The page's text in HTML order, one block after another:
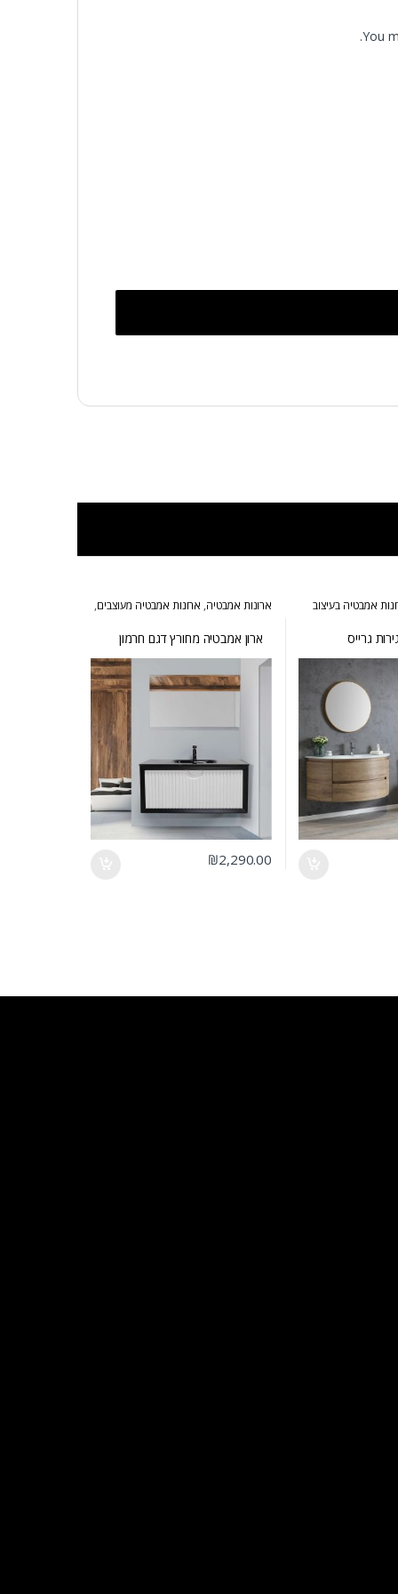
You
אמבטיה בעיצוב
מעוצבים
גרייס
ארונות אמבטיה, ארונות אמבטיה מעוצבים,
ארונות אמבטיה מרחפים
ארון אמבטיה מחורץ דגם חרמון
מגירת כביסה
₪2,290.00